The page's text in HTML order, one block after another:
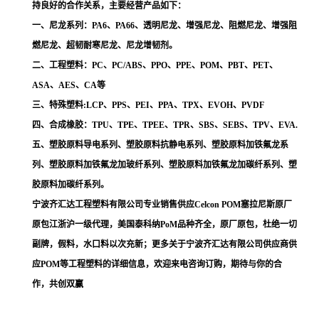
持良好的合作关系，主要经营产品如下：
一、尼龙系列：PA6、PA66、透明尼龙、增强尼龙、阻燃尼龙、增强阻
燃尼龙、超韧耐寒尼龙、尼龙增韧剂。
二、工程塑料：PC、PC/ABS、PPO、PPE、POM、PBT、PET、
ASA、AES、CA等
三、特殊塑料:LCP、PPS、PEI、PPA、TPX、EVOH、PVDF
四、合成橡胶：TPU、TPE、TPEE、TPR、SBS、SEBS、TPV、EVA.
五、塑胶原料导电系列、塑胶原料抗静电系列、塑胶原料加铁氟龙系
列、塑胶原料加铁氟龙加玻纤系列、塑胶原料加铁氟龙加碳纤系列、塑
胶原料加碳纤系列。
宁波齐汇达工程塑料有限公司专业销售供应Celcon POM塞拉尼斯原厂
原包江浙沪一级代理，美国泰科纳PoM品种齐全，原厂原包，杜绝一切
副牌，假料，水口料以次充新；更多关于宁波齐汇达有限公司供应商供
应POM等工程塑料的详细信息，欢迎来电咨询订购，期待与你的合
作，共创双赢